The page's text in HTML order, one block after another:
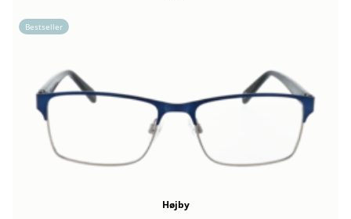
Bestseller
Højby